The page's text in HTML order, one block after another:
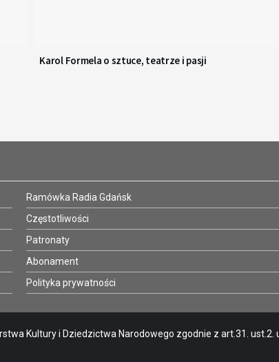
Karol Formela o sztuce, teatrze i pasji
Ramówka Radia Gdańsk
Częstotliwości
Patronaty
Abonament
Polityka prywatności
Kultury i Dziedzictwa Narodowego zgodnie z art.31. ust.2.